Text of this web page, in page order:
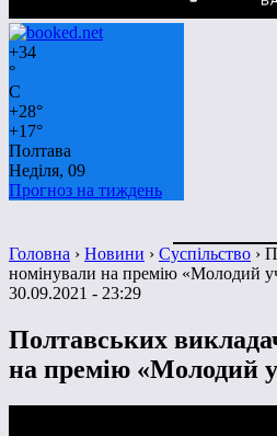
+34
°
C
+28°
+17°
Полтава
Неділя, 09
Прогноз на тиждень
Головна › Новини › Суспільство ›
номінували на премію «Молодий
30.09.2021 - 23:29
Полтавських
на премію «Молодий